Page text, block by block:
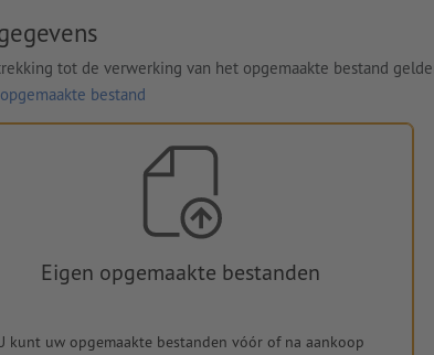
tot de verwerking van het opgemaakte bestand
bestand
Eigen opgemaakte bestanden
kunt uw opgemaakte bestanden vóór of na aankoop